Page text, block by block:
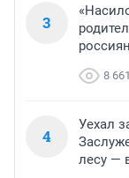
3
8 661
4
Уехал
лесу —